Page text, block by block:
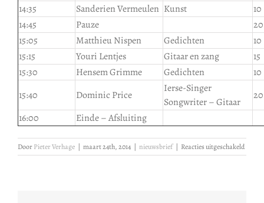
14:35
Sanderien Vermeulen Kunst
10
14:45
Pauze
20
15:05
Matthieu Nispen Gedichten
10
15:15
Youri Lentjes Gitaar en zang
15
15:30
Hensem Grimme Gedichten
10
15:40
Dominic Price
Ierse-Singer
Songwriter – Gitaar
20
16:00
Einde – Afsluiting
DoorPieter Verhage | maart 24th, 2014 | nieuwsbrief | Reacties uitgeschakeldvoor
Open